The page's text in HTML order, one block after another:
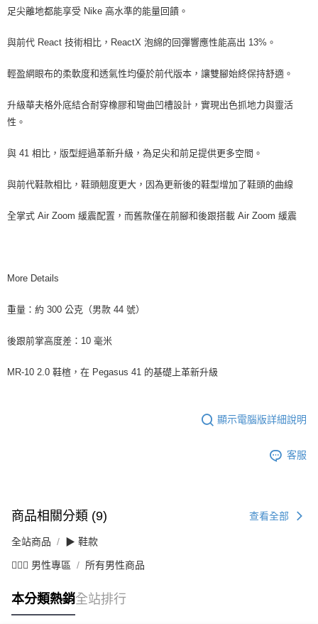
足尖離地都能享受 Nike 高水準的能量回饋。
與前代 React 技術相比，ReactX 泡綿的回彈響應性能高出 13%。
輕盈網眼布的柔軟度和透氣性均優於前代版本，讓雙腳始終保持舒適。
升級華夫格外底結合耐穿橡膠和彎曲凹槽設計，實現出色抓地力與靈活
性。
與 41 相比，版型經過革新升級，為足尖和前足提供更多空間。
與前代鞋款相比，鞋頭翹度更大，因為更新後的鞋型增加了鞋頭的曲線
全掌式 Air Zoom 緩震配置，而舊款僅在前腳和後跟搭載 Air Zoom 緩震
More Details
重量：約 300 公克（男款 44 號）
後跟前掌高度差：10 毫米
MR-10 2.0 鞋楦，在 Pegasus 41 的基礎上革新升級
顯示電腦版詳細說明
客服
商品相關分類 (9) 查看全部
全站商品 ▶ 鞋款
💁🏻‍♂️ 男性專區 所有男性商品
本分類熱銷全站排行